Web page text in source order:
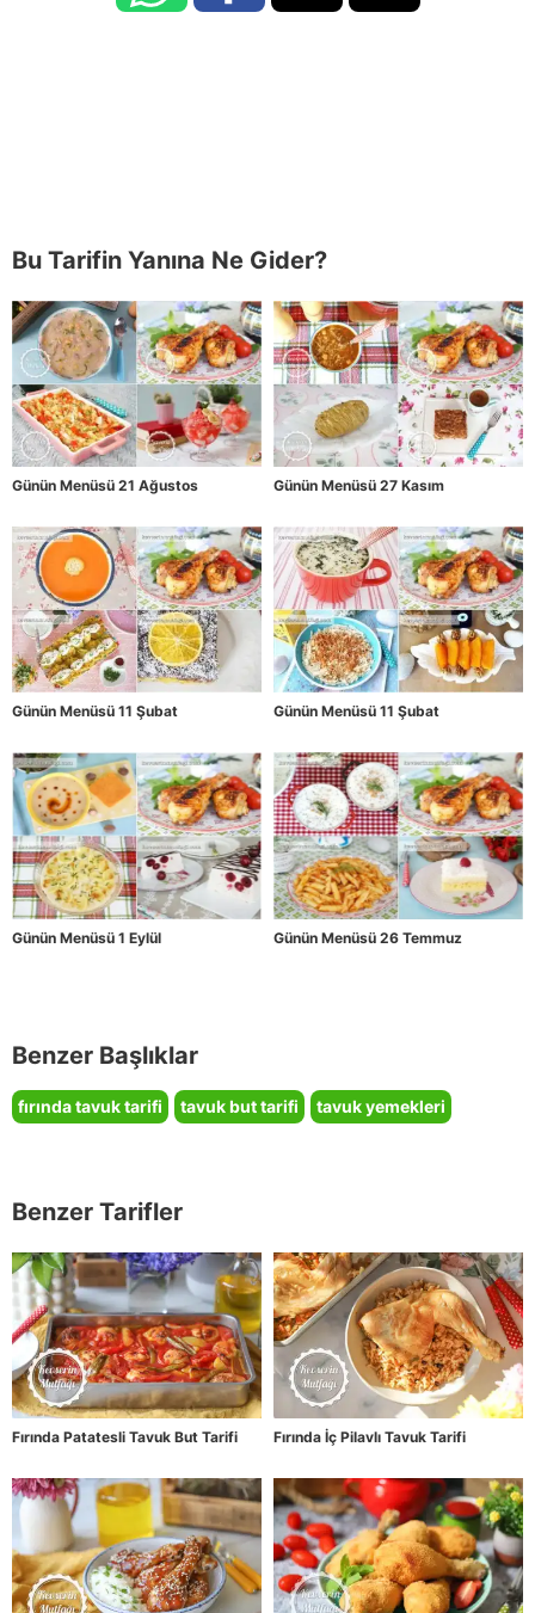
Bu Tarifin Yanına Ne Gider?
Günün Menüsü 21 Ağustos Günün Menüsü 27 Kasım
Günün Menüsü 11 Şubat Günün Menüsü 11 Şubat
Günün Menüsü 1 Eylül Günün Menüsü 26 Temmuz
Benzer Başlıklar
fırında tavuk tarifi tavuk but tarifi tavuk yemekleri
Benzer Tarifler
Fırında Patatesli Tavuk But Tarifi Fırında İç Pilavlı Tavuk Tarifi